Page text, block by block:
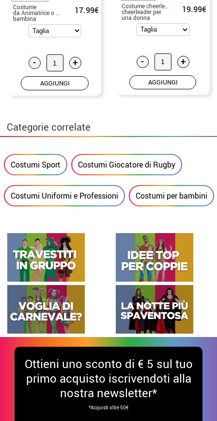
Costume
da Animatrice o Cheerleader per
bambina
17.99€
- +
AGGIUNGI
Costume cheerleader
cheerleader per
una donna
19.99€
- +
AGGIUNGI
Categorie correlate
Costumi Sport Costumi Giocatore di Rugby
Costumi Uniformi e Professioni Costumi per bambini
Ottieni uno sconto di € 5 sul tuo
primo acquisto iscrivendoti alla
nostra newsletter*
*Acquisti oltre 50€